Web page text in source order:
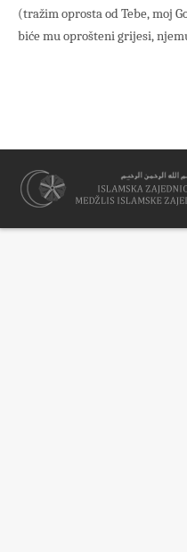
(tražim oprosta od Tebe, moj
biće mu oprošteni grijesi,